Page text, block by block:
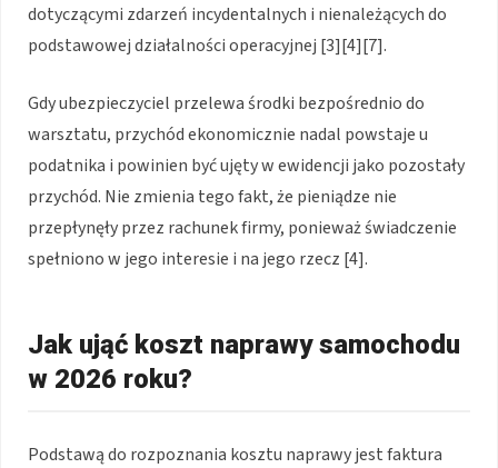
dotyczącymi zdarzeń incydentalnych i nienależących do
podstawowej działalności operacyjnej [3][4][7].
Gdy ubezpieczyciel przelewa środki bezpośrednio do
warsztatu, przychód ekonomicznie nadal powstaje u
podatnika i powinien być ujęty w ewidencji jako pozostały
przychód. Nie zmienia tego fakt, że pieniądze nie
przepłynęły przez rachunek firmy, ponieważ świadczenie
spełniono w jego interesie i na jego rzecz [4].
Jak ująć koszt naprawy samochodu
w 2026 roku?
Podstawą do rozpoznania kosztu naprawy jest faktura